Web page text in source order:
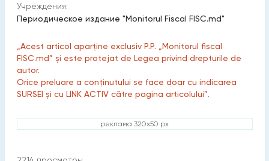
Учреждения:
Периодическое издание "Monitorul Fiscal FISC.md"
„Acest articol aparține exclusiv P.P. „Monitorul fiscal
FISC.md” și este protejat de Legea privind drepturile de
autor.
Orice preluare a conținutului se face doar cu indicarea
SURSEI și cu LINK ACTIV către pagina articolului”.
реклама 320x50 px